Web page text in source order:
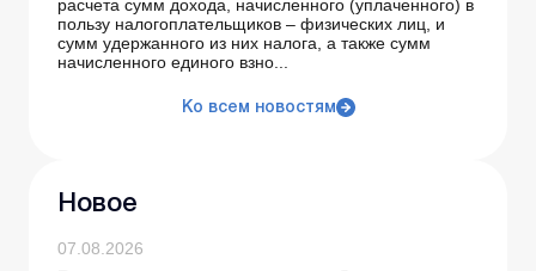
расчета сумм дохода, начисленного (уплаченного) в
пользу налогоплательщиков – физических лиц, и
сумм удержанного из них налога, а также сумм
начисленного единого взно...
Ко всем новостям
Новое
07.08.2026